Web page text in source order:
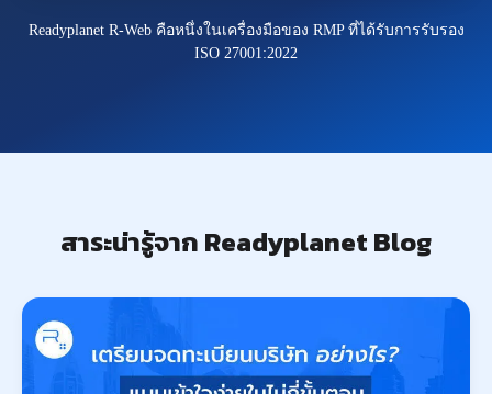
Readyplanet R-Web คือหนึ่งในเครื่องมือของ RMP ที่ได้รับการรับรอง
ISO 27001:2022
สาระน่ารู้จาก Readyplanet Blog